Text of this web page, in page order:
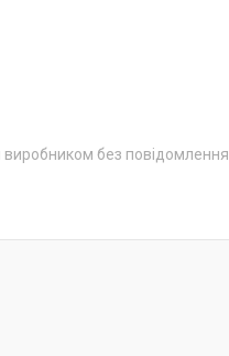
виробником без повідомлення